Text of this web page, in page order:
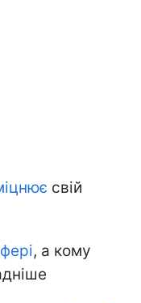
свій
, а кому